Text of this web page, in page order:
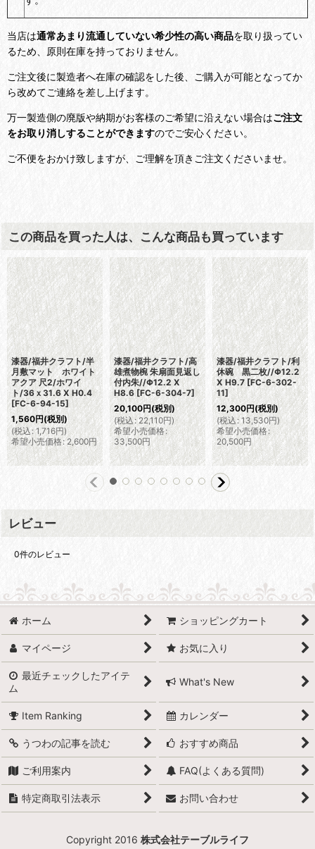
当店は通常あまり流通していない希少性の高い商品を取り扱ってい
るため、原則在庫を持っておりません。
ご注文後に製造者へ在庫の確認をした後、ご購入が可能となってか
ら改めてご連絡を差し上げます。
万一製造側の廃版や納期がお客様のご希望に沿えない場合はご注文
をお取り消しすることができますのでご安心ください。
ご不便をおかけ致しますが、ご理解を頂きご注文くださいませ。
この商品を買った人は、こんな商品も買っています
漆器/福井クラフト/半
月敷マット ホワイト
アクア 尺2/ホワイ
ト/36ｘ31.6 X H0.4
[FC-6-94-15]
1,560円(税別)
(税込: 1,716円)
希望小売価格: 2,600円
漆器/福井クラフト/高
雄煮物椀 朱扇面見返し
付内朱//Φ12.2 X
H8.6 [FC-6-304-7]
20,100円(税別)
(税込: 22,110円)
希望小売価格:
33,500円
漆器/福井クラフト/利
休碗 黒二枚//Φ12.2
X H9.7 [FC-6-302-
11]
12,300円(税別)
(税込: 13,530円)
希望小売価格:
20,500円
レビュー
0件のレビュー
ホーム ショッピングカート
マイページ お気に入り
最近チェックしたアイテ
ム
What's New
Item Ranking カレンダー
うつわの記事を読む おすすめ商品
ご利用案内 FAQ(よくある質問)
特定商取引法表示 お問い合わせ
Copyright 2016 株式会社テーブルライフ